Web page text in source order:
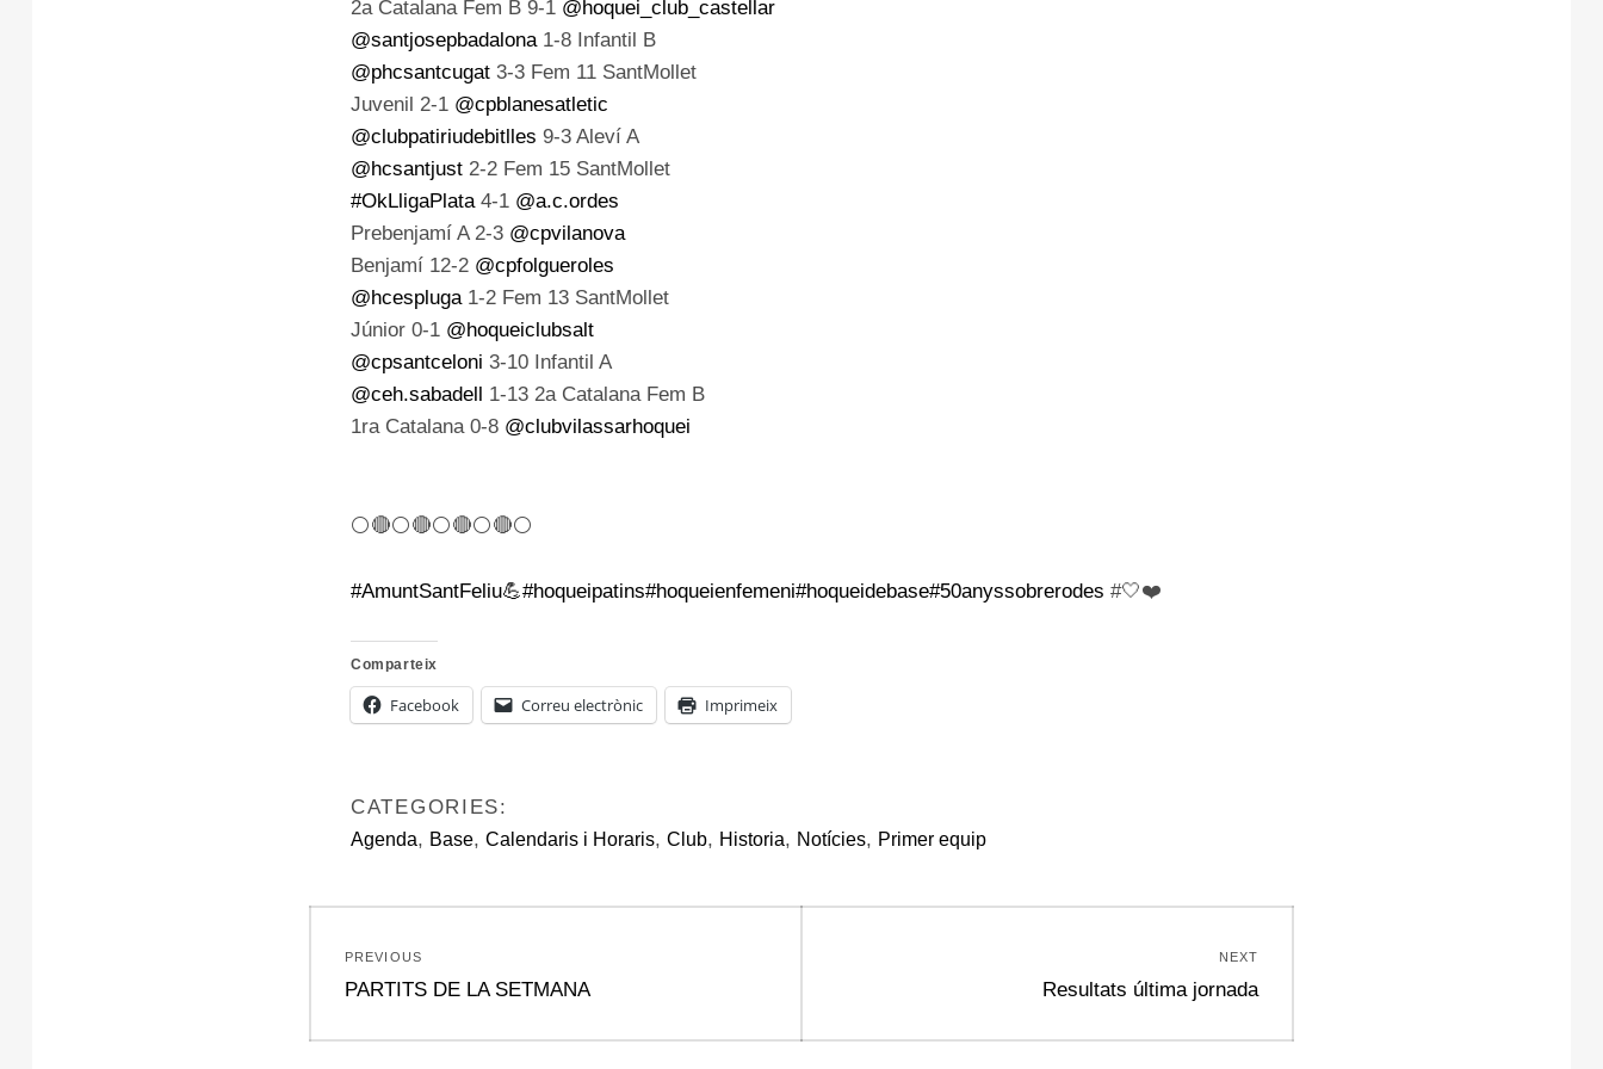
2a Catalana Fem B 9-1 @hoquei_club_castellar
@santjosepbadalona1-8 Infantil B
@phcsantcugat 3-3 Fem 11 SantMollet
Juvenil 2-1 @cpblanesatletic
@clubpatiriudebitlles 9-3 Aleví A
@hcsantjust 2-2 Fem 15 SantMollet
#OkLligaPlata4-1 @a.c.ordes
Prebenjamí A 2-3 @cpvilanova
Benjamí 12-2 @cpfolgueroles
@hcespluga1-2 Fem 13 SantMollet
Júnior 0-1 @hoqueiclubsalt
@cpsantceloni 3-10 Infantil A
@ceh.sabadell 1-13 2a Catalana Fem B
1ra Catalana 0-8 @clubvilassarhoquei
⚪️🔴⚪️🔴⚪️🔴⚪️🔴⚪️
#AmuntSantFeliu💪#hoqueipatins#hoqueienfemeni#hoqueidebase#50anyssobrerodes #🤍❤️
Comparteix
Facebook Correu electrònic Imprimeix
CATEGORIES:
Agenda, Base, Calendaris i Horaris, Club, Historia, Notícies, Primer equip
d'entrades
PREVIOUS
Previous
PARTITS DE LA SETMANA
NEXT
Next
Resultats última jornada